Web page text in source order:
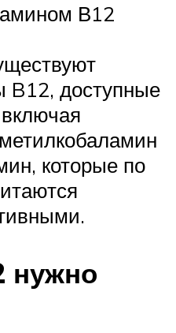
В12
доступные
которые по
нужно